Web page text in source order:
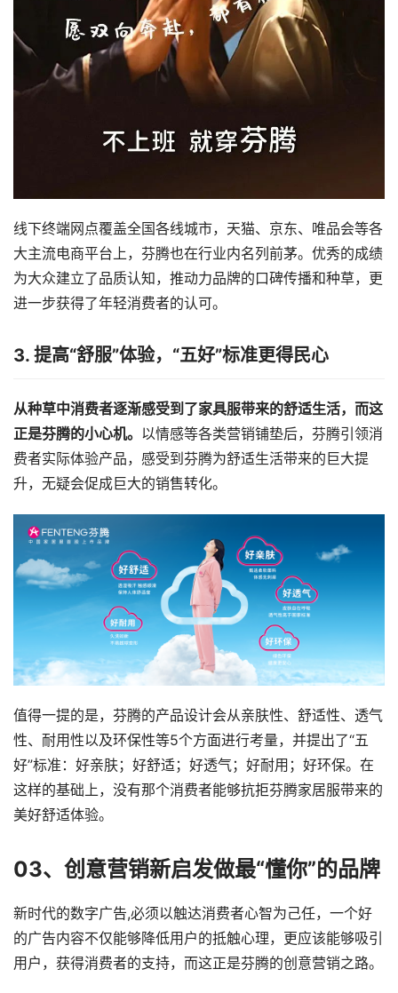
线下终端网点覆盖全国各线城市，天猫、京东、唯品会等各
大主流电商平台上，芬腾也在行业内名列前茅。优秀的成绩
为大众建立了品质认知，推动力品牌的口碑传播和种草，更
进一步获得了年轻消费者的认可。
3. 提高“舒服”体验，“五好”标准更得民心
从种草中消费者逐渐感受到了家具服带来的舒适生活，而这
正是芬腾的小心机。 以情感等各类营销铺垫后，芬腾引领消
费者实际体验产品，感受到芬腾为舒适生活带来的巨大提
升，无疑会促成巨大的销售转化。
值得一提的是，芬腾的产品设计会从亲肤性、舒适性、透气
性、耐用性以及环保性等5个方面进行考量，并提出了“五
好”标准：好亲肤；好舒适；好透气；好耐用；好环保。在
这样的基础上，没有那个消费者能够抗拒芬腾家居服带来的
美好舒适体验。
03、 创意营销新启发做最“懂你”的品牌
新时代的数字广告,必须以触达消费者心智为己任，一个好
的广告内容不仅能够降低用户的抵触心理，更应该能够吸引
用户，获得消费者的支持，而这正是芬腾的创意营销之路。